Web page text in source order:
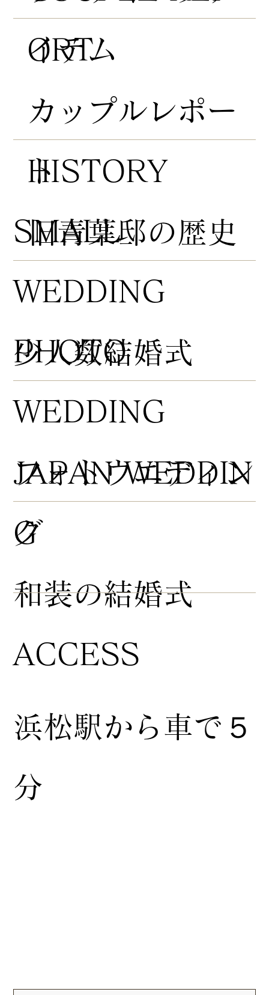
HISTORY
ORT
​旧青葉邸の歴史
​カップルレポー
ト
イテム
​少人数結婚式
​SMALL
WEDDING
​フォトウエディン
グ
PHOTO
WEDDING
​和装の結婚式
JAPAN WEDDIN
G
浜松駅から車で５
分
ACCESS